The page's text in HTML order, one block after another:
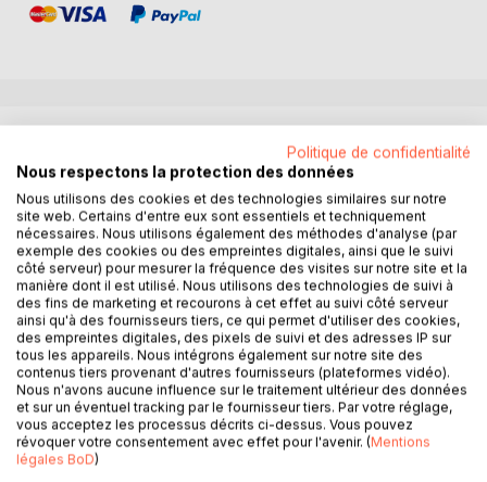
Non, le néolibéralisme n'est pas le libéralisme! Le chômage
de masse, les pièges à bas salaires, l'aggravation de la
pauvreté sont des illustrations de la pratique néolibérale
qui, trop souvent confortée par des politiques publiques, a
perverti les principes libéraux.
Sortir de ce modèle pour retrouver les valeurs libérales ,au
premier rang desquelles la valeur-travail, tel est le parti-pris
de cet essai " Le libéralisme pour le XXI° siècle- essai
critique du néolibéralisme".
Retrouver les sentiments moraux théorisés par Adam
Smith, les confronter aux enjeux de ce siècle, repenser
l'action publique, c'est la voie que propose l'auteur pour
affirmer un libéralisme "raisonné" et réconcilier
Politique de confidentialité
Nous respectons la protection des données
Nous utilisons des cookies et des technologies similaires sur notre
site web. Certains d'entre eux sont essentiels et techniquement
nécessaires. Nous utilisons également des méthodes d'analyse (par
exemple des cookies ou des empreintes digitales, ainsi que le suivi
côté serveur) pour mesurer la fréquence des visites sur notre site et la
manière dont il est utilisé. Nous utilisons des technologies de suivi à
des fins de marketing et recourons à cet effet au suivi côté serveur
ainsi qu'à des fournisseurs tiers, ce qui permet d'utiliser des cookies,
des empreintes digitales, des pixels de suivi et des adresses IP sur
tous les appareils. Nous intégrons également sur notre site des
contenus tiers provenant d'autres fournisseurs (plateformes vidéo).
Nous n'avons aucune influence sur le traitement ultérieur des données
et sur un éventuel tracking par le fournisseur tiers. Par votre réglage,
vous acceptez les processus décrits ci-dessus. Vous pouvez
révoquer votre consentement avec effet pour l'avenir. (Mentions
légales BoD)